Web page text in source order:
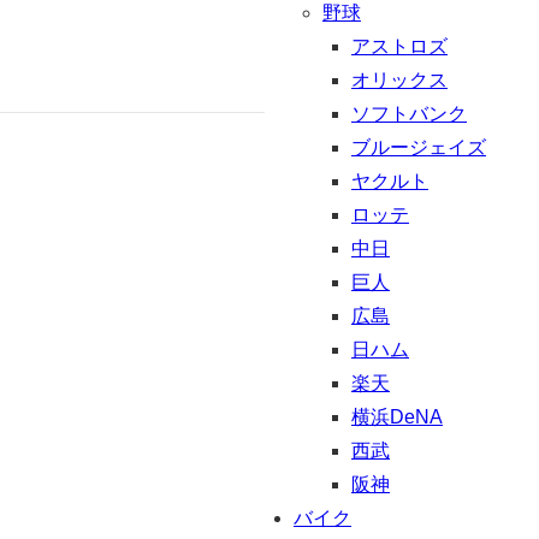
野球
アストロズ
オリックス
ソフトバンク
ブルージェイズ
ヤクルト
ロッテ
中日
巨人
広島
日ハム
楽天
横浜DeNA
西武
阪神
バイク